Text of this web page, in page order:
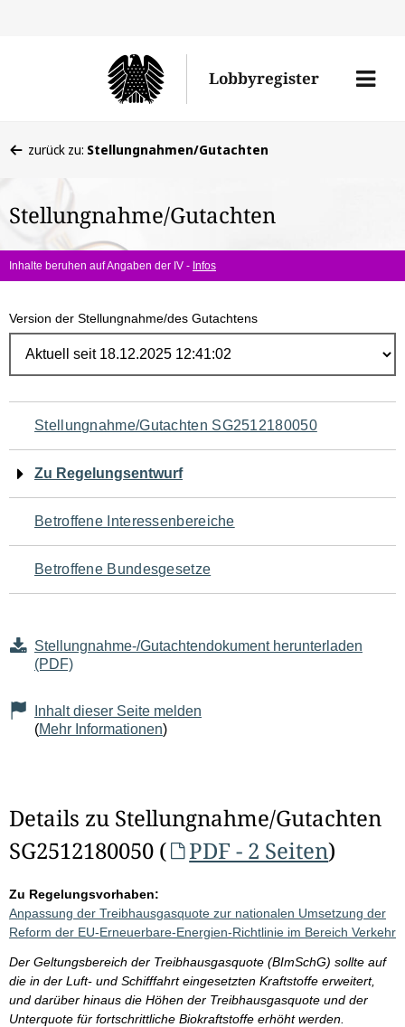
Lobbyregister
Menü
befinden
hier:
zurück zu: Stellungnahmen/Gutachten
Stellungnahme/Gutachten
Inhalte beruhen auf Angaben der IV - Infos
Version der Stellungnahme/des Gutachtens
Navigation
für
den
Seiteninhalt
Stellungnahme/Gutachten SG2512180050
Zu Regelungsentwurf
Betroffene Interessenbereiche
Betroffene Bundesgesetze
Stellungnahme-/Gutachtendokument herunterladen
(PDF)
Inhalt dieser Seite melden
(Mehr Informationen)
Details zu Stellungnahme/Gutachten
SG2512180050 (
PDF - 2 Seiten)
Zu Regelungsvorhaben:
Anpassung der Treibhausgasquote zur nationalen Umsetzung der
Reform der EU-Erneuerbare-Energien-Richtlinie im Bereich Verkehr
Der Geltungsbereich der Treibhausgasquote (BImSchG) sollte auf
die in der Luft- und Schifffahrt eingesetzten Kraftstoffe erweitert,
und darüber hinaus die Höhen der Treibhausgasquote und der
Unterquote für fortschrittliche Biokraftstoffe erhöht werden.